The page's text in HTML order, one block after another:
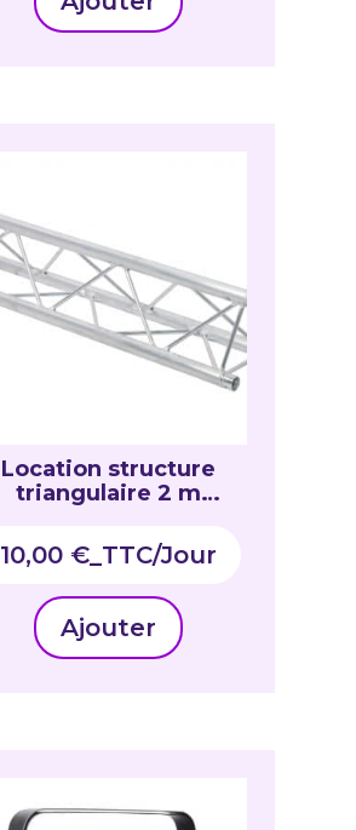
Location structure
triangulaire 2 m
10,00 €_TTC
Ajouter